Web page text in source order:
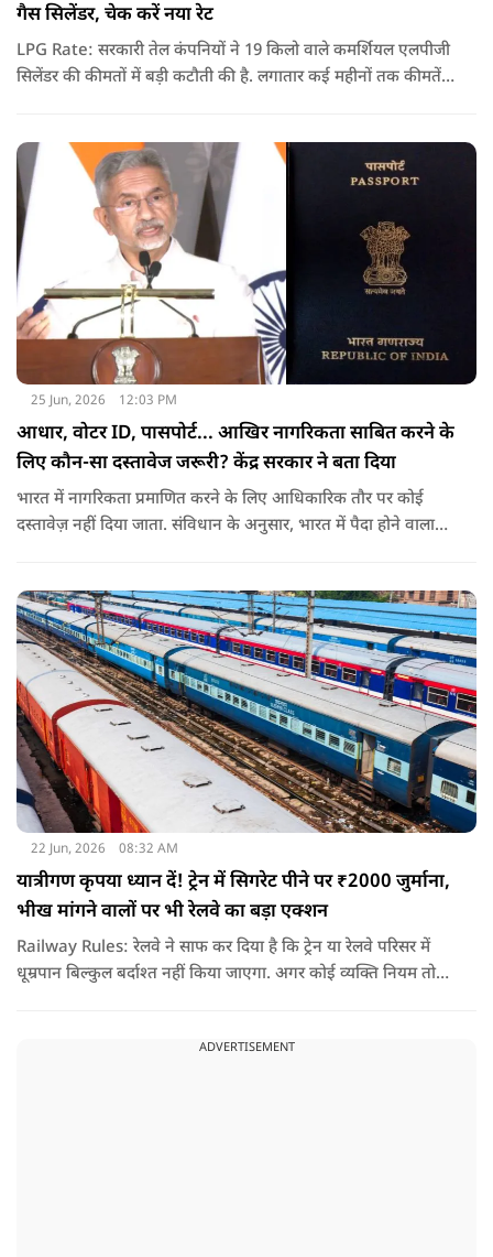
गैस सिलेंडर, चेक करें नया रेट
LPG Rate: सरकारी तेल कंपनियों ने 19 किलो वाले कमर्शियल एलपीजी
सिलेंडर की कीमतों में बड़ी कटौती की है. लगातार कई महीनों तक कीमतें
25 Jun, 2026 12:03 PM
आधार, वोटर ID, पासपोर्ट... आखिर नागरिकता साबित करने के
लिए कौन-सा दस्तावेज जरूरी? केंद्र सरकार ने बता दिया
भारत में नागरिकता प्रमाणित करने के लिए आधिकारिक तौर पर कोई
दस्तावेज़ नहीं दिया जाता. संविधान के अनुसार, भारत में पैदा होने वाला
22 Jun, 2026 08:32 AM
यात्रीगण कृपया ध्यान दें! ट्रेन में सिगरेट पीने पर ₹2000 जुर्माना,
भीख मांगने वालों पर भी रेलवे का बड़ा एक्शन
Railway Rules: रेलवे ने साफ कर दिया है कि ट्रेन या रेलवे परिसर में
धूम्रपान बिल्कुल बर्दाश्त नहीं किया जाएगा. अगर कोई व्यक्ति नियम तोड़ते
ADVERTISEMENT